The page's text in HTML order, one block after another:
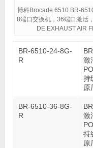
博科Brocade 6510 BR-
8端口交换机，36端口激活
DE EXHAUST AIR
BR-6510-24-8G-
R
激
持
原
BR-6510-36-8G-
R
激
持
原